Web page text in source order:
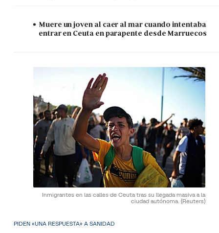
Muere un joven al caer al mar cuando intentaba
entrar en Ceuta en parapente desde Marruecos
Inmigrantes en las calles de Ceuta tras su llegada masiva a la
ciudad autónoma. (Reuters)
PIDEN «UNA RESPUESTA» A SANIDAD